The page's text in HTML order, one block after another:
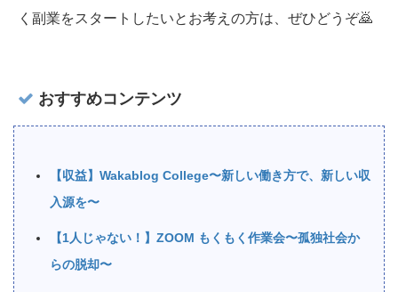
く副業をスタートしたいとお考えの方は、ぜひどうぞ🙇‍
おすすめコンテンツ
【収益】Wakablog College〜新しい働き方で、新しい収
入源を〜
【1人じゃない！】ZOOM もくもく作業会〜孤独社会か
らの脱却〜